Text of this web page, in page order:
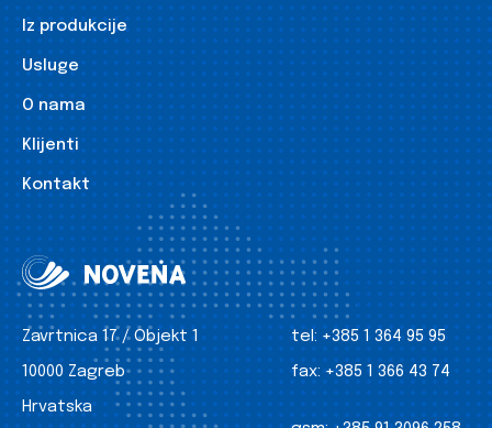
Iz produkcije
Usluge
O nama
Klijenti
Kontakt
Zavrtnica 17 / Objekt 1
10000 Zagreb
Hrvatska
tel: +385 1 364 95 95
fax: +385 1 366 43 74